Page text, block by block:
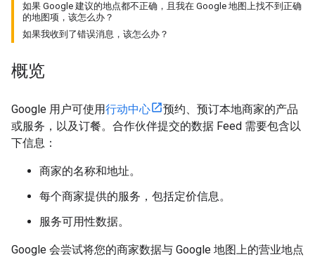
如果 Google 建议的地点都不正确，且我在 Google 地图上找不到正确
的地图项，该怎么办？
如果我收到了错误消息，该怎么办？
概览
Google 用户可使用行动中心
预约、预订本地商家的产品
或服务，以及订餐。合作伙伴提交的数据 Feed 需要包含以
下信息：
商家的名称和地址。
每个商家提供的服务，包括定价信息。
服务可用性数据。
Google 会尝试将您的商家数据与 Google 地图上的营业地点